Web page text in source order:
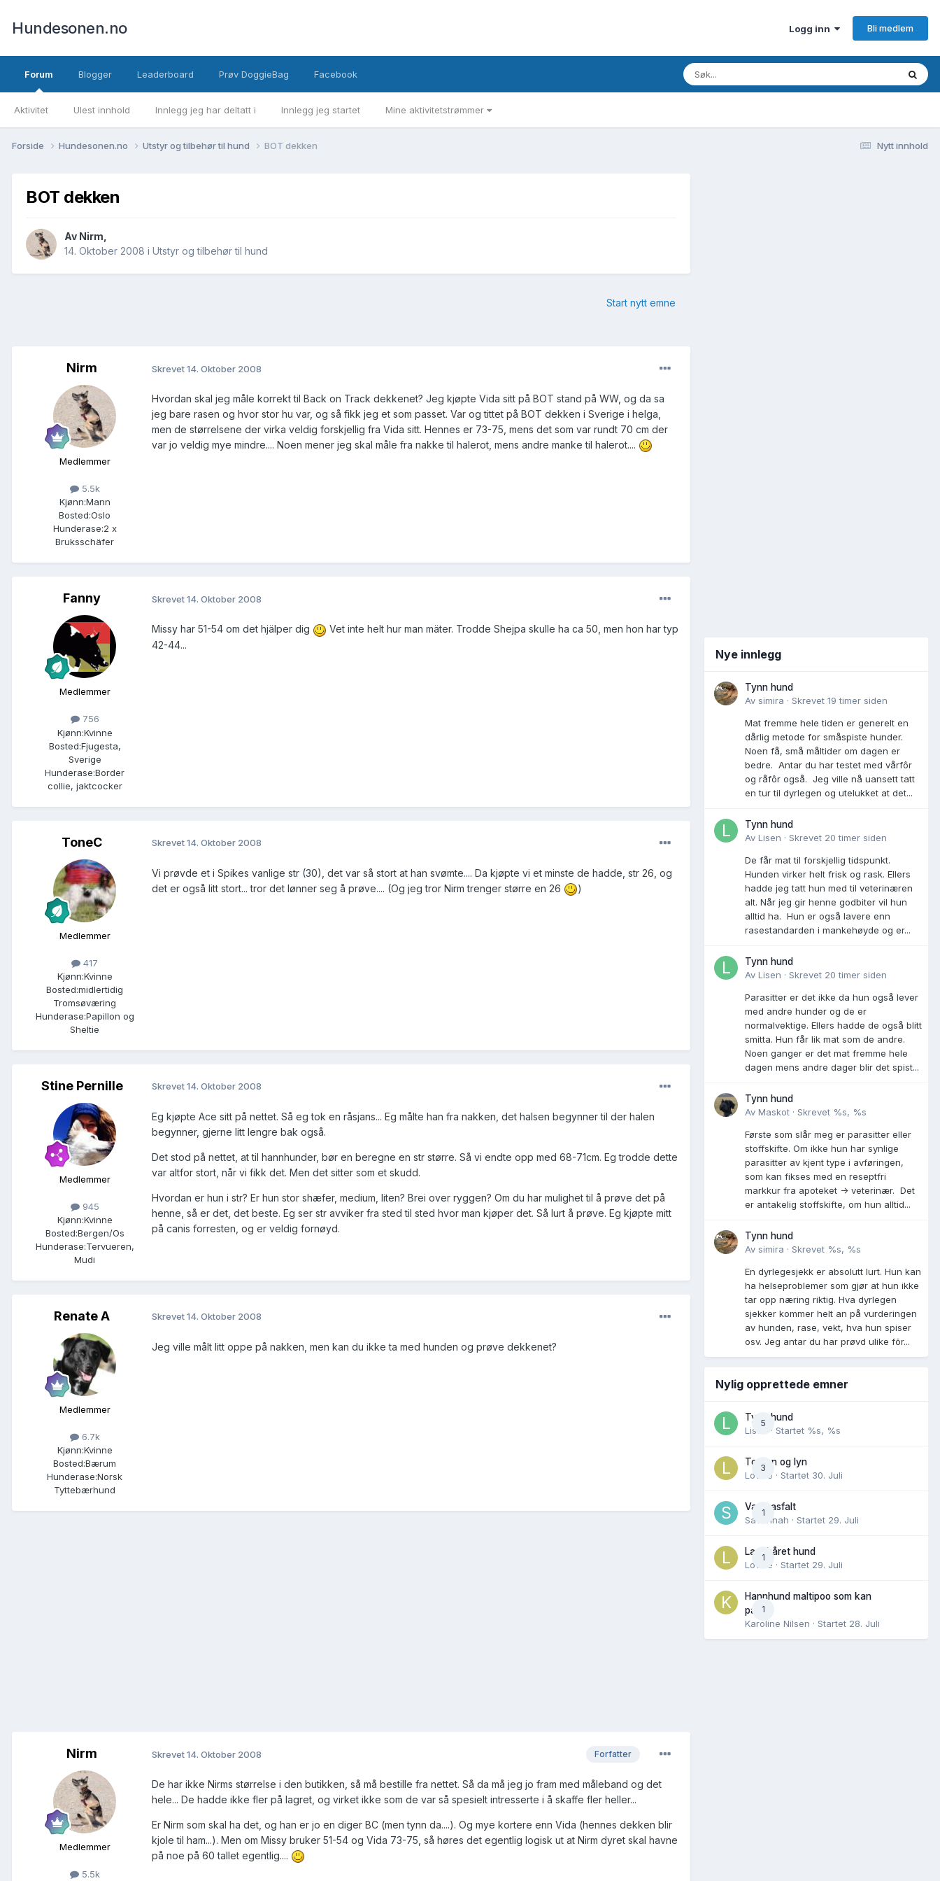
Hundesonen.no Logg inn Bli medlem
Forum
Aktivitet Ulest innhold Innlegg jeg har deltatt i Innlegg jeg startet Mine aktivitetstrømmer
Blogger Leaderboard Prøv DoggieBag Facebook
Nytt innhold
Forside Hundesonen.no Utstyr og tilbehør til hund BOT dekken
BOT dekken
Av Nirm
14. Oktober 2008 i Utstyr og tilbehør til hund
Start nytt emne
Nirm
Medlemmer
5.5k
Kjønn:Mann
Bosted:Oslo
Hunderase:2 x
Bruksschäfer
Skrevet14. Oktober 2008
Hvordan skal jeg måle korrekt til Back on Track dekkenet? Jeg kjøpte Vida sitt på BOT stand på WW, og da sa
jeg bare rasen og hvor stor hu var, og så fikk jeg et som passet. Var og tittet på BOT dekken i Sverige i helga,
men de størrelsene der virka veldig forskjellig fra Vida sitt. Hennes er 73-75, mens det som var rundt 70 cm der
var jo veldig mye mindre.... Noen mener jeg skal måle fra nakke til halerot, mens andre manke til halerot....
Fanny
Medlemmer
756
Kjønn:Kvinne
Bosted:Fjugesta,
Sverige
Hunderase:Border
collie, jaktcocker
Skrevet14. Oktober 2008
Missy har 51-54 om det hjälper dig
Vet inte helt hur man mäter. Trodde Shejpa skulle ha ca 50, men hon har typ
42-44...
ToneC
Medlemmer
417
Kjønn:Kvinne
Bosted:midlertidig
Tromsøværing
Hunderase:Papillon og
Sheltie
Skrevet14. Oktober 2008
Vi prøvde et i Spikes vanlige str (30), det var så stort at han svømte.... Da kjøpte vi et minste de hadde, str 26, og
det er også litt stort... tror det lønner seg å prøve.... (Og jeg tror Nirm trenger større en 26
)
Stine Pernille
Medlemmer
945
Kjønn:Kvinne
Bosted:Bergen/Os
Hunderase:Tervueren,
Mudi
Skrevet14. Oktober 2008
Eg kjøpte Ace sitt på nettet. Så eg tok en råsjans... Eg målte han fra nakken, det halsen begynner til der halen
begynner, gjerne litt lengre bak også.
Det stod på nettet, at til hannhunder, bør en beregne en str større. Så vi endte opp med 68-71cm. Eg trodde dette
var altfor stort, når vi fikk det. Men det sitter som et skudd.
Hvordan er hun i str? Er hun stor shæfer, medium, liten? Brei over ryggen? Om du har mulighet til å prøve det på
henne, så er det, det beste. Eg ser str avviker fra sted til sted hvor man kjøper det. Så lurt å prøve. Eg kjøpte mitt
på canis forresten, og er veldig fornøyd.
Renate A
Medlemmer
6.7k
Kjønn:Kvinne
Bosted:Bærum
Hunderase:Norsk
Tyttebærhund
Skrevet14. Oktober 2008
Jeg ville målt litt oppe på nakken, men kan du ikke ta med hunden og prøve dekkenet?
Nirm
Medlemmer
5.5k
Forfatter
Skrevet14. Oktober 2008
De har ikke Nirms størrelse i den butikken, så må bestille fra nettet. Så da må jeg jo fram med måleband og det
hele... De hadde ikke fler på lagret, og virket ikke som de var så spesielt intresserte i å skaffe fler heller...
Er Nirm som skal ha det, og han er jo en diger BC (men tynn da....). Og mye kortere enn Vida (hennes dekken blir
kjole til ham...). Men om Missy bruker 51-54 og Vida 73-75, så høres det egentlig logisk ut at Nirm dyret skal havne
på noe på 60 tallet egentlig....
Nye innlegg
Tynn hund
Av simira · Skrevet 19 timer siden
Mat fremme hele tiden er generelt en
dårlig metode for småspiste hunder.
Noen få, små måltider om dagen er
bedre. Antar du har testet med vårfôr
og råfôr også. Jeg ville nå uansett tatt
en tur til dyrlegen og utelukket at det...
Tynn hund
Av Lisen · Skrevet 20 timer siden
De får mat til forskjellig tidspunkt.
Hunden virker helt frisk og rask. Ellers
hadde jeg tatt hun med til veterinæren
alt. Når jeg gir henne godbiter vil hun
alltid ha. Hun er også lavere enn
rasestandarden i mankehøyde og er...
Tynn hund
Av Lisen · Skrevet 20 timer siden
Parasitter er det ikke da hun også lever
med andre hunder og de er
normalvektige. Ellers hadde de også blitt
smitta. Hun får lik mat som de andre.
Noen ganger er det mat fremme hele
dagen mens andre dager blir det spist...
Tynn hund
Av Maskot · Skrevet %s, %s
Første som slår meg er parasitter eller
stoffskifte. Om ikke hun har synlige
parasitter av kjent type i avføringen,
som kan fikses med en reseptfri
markkur fra apoteket -> veterinær. Det
er antakelig stoffskifte, om hun alltid...
Tynn hund
Av simira · Skrevet %s, %s
En dyrlegesjekk er absolutt lurt. Hun kan
ha helseproblemer som gjør at hun ikke
tar opp næring riktig. Hva dyrlegen
sjekker kommer helt an på vurderingen
av hunden, rase, vekt, hva hun spiser
osv. Jeg antar du har prøvd ulike fõr...
Nylig opprettede emner
5
Tynn hund
Lisen
· Startet %s, %s
3
Torden og lyn
Lovise · Startet 30. Juli
1
Varm asfalt
Savannah · Startet 29. Juli
1
Langhåret hund
Lovise · Startet 29. Juli
1
Hannhund maltipoo som kan
parres
Karoline Nilsen · Startet 28. Juli